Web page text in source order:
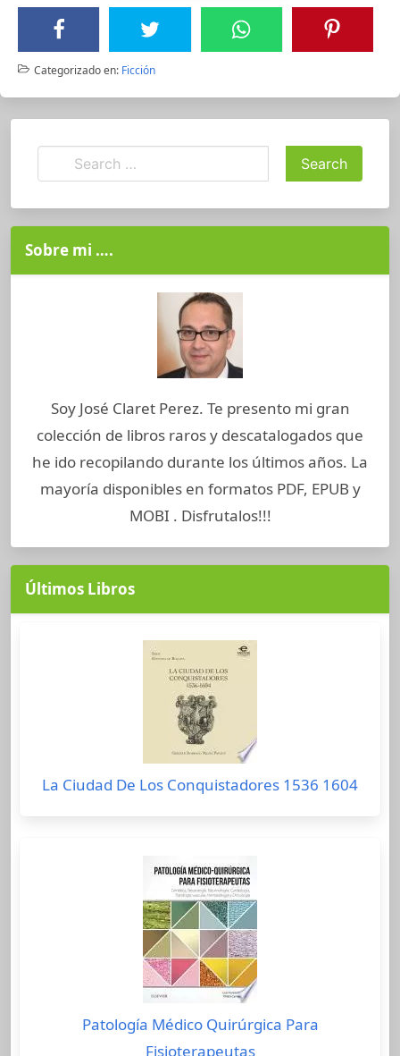
Categorizado en: Ficción
Sobre mi ….
Soy José Claret Perez. Te presento mi gran
colección de libros raros y descatalogados que
he ido recopilando durante los últimos años. La
mayoría disponibles en formatos PDF, EPUB y
MOBI . Disfrutalos!!!
Últimos Libros
La Ciudad De Los Conquistadores 1536 1604
Patología Médico Quirúrgica Para
Fisioterapeutas